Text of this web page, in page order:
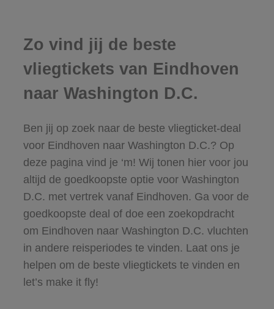
Zo vind jij de beste
vliegtickets van Eindhoven
naar Washington D.C.
Ben jij op zoek naar de beste vliegticket-deal
voor Eindhoven naar Washington D.C.? Op
deze pagina vind je ‘m! Wij tonen hier voor jou
altijd de goedkoopste optie voor Washington
D.C. met vertrek vanaf Eindhoven. Ga voor de
goedkoopste deal of doe een zoekopdracht
om Eindhoven naar Washington D.C. vluchten
in andere reisperiodes te vinden. Laat ons je
helpen om de beste vliegtickets te vinden en
let’s make it fly!